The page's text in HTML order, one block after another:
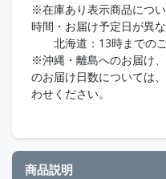
※在庫あり表示商品につ
時間・お届け予定日が異な
北海道：13時までのご
※沖縄・離島へのお届け
のお届け日数については
わせください。
商品説明